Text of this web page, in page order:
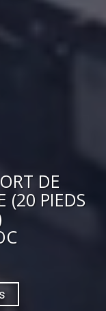
DE
(20 PIEDS